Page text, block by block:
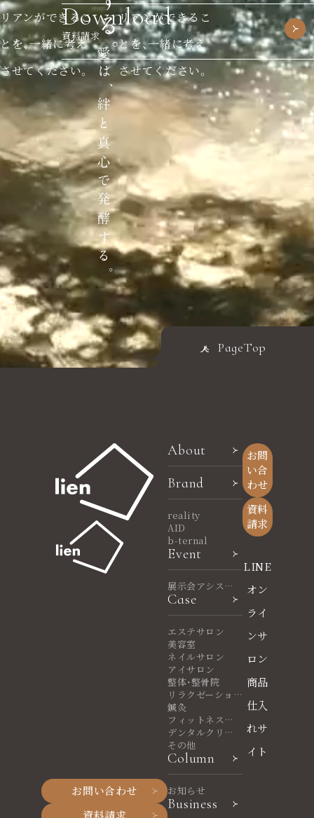
リアンができるこ
とを、一緒に考え
させてください。
リアンができるこ
とを、一緒に考え
させてください。
Download
資料請求
PageTop
お問い合わせ
資料請求
About
Brand
reality
AID
b-ternal
Event
展示会アシスタ
ント
Case
エステサロン
美容室
ネイルサロン
アイサロン
整体・整骨院
リラクゼーショ
ンサロン
鍼灸
フィットネスヨ
ガ
デンタルクリニ
ック
その他
Column
お知らせ
Business
お問
い合
わせ
資料
請求
LINE
オン
ライ
ンサ
ロン
商品
仕入
れサ
イト